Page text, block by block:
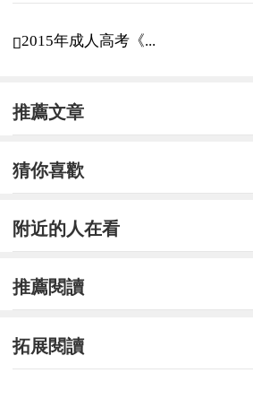
(4)監控筆試過程。
(6)筆試結果運用。
4[單選題] 集體工資協議
參考答案：A
參考解析：集體工資協議
5[單選題] 下列關于勞動
2015年成人高考《...
推薦文章
猜你喜歡
附近的人在看
推薦閱讀
拓展閱讀